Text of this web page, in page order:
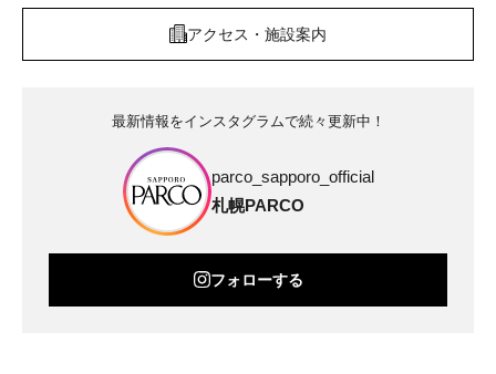
アクセス・施設案内
最新情報をインスタグラムで続々更新中！
parco_sapporo_official
札幌PARCO
フォローする